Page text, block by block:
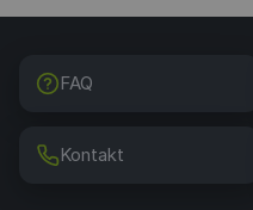
FAQ
Kontakt